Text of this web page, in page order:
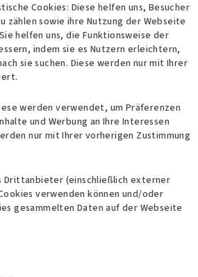
Cookies: Diese helfen uns, Besucher
zählen sowie ihre Nutzung der Webseite
helfen uns, die Funktionsweise der
indem sie es Nutzern erleichtern,
sie suchen. Diese werden nur mit Ihrer
werden verwendet, um Präferenzen
und Werbung an Ihre Interessen
nur mit Ihrer vorherigen Zustimmung
Drittanbieter (einschließlich externer
verwenden können und/oder
gesammelten Daten auf der Webseite